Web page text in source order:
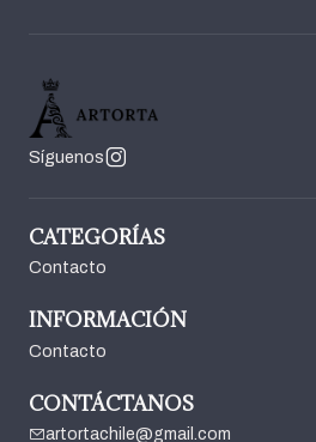
Síguenos
CATEGORÍAS
Contacto
INFORMACIÓN
Contacto
CONTÁCTANOS
artortachile@gmail.com